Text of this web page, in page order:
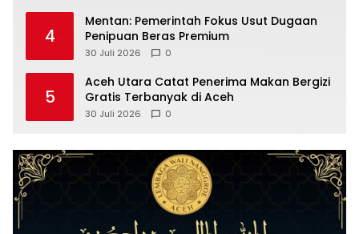
4
Mentan: Pemerintah Fokus Usut Dugaan
Penipuan Beras Premium
30 Juli 2026 0
5
Aceh Utara Catat Penerima Makan Bergizi
Gratis Terbanyak di Aceh
30 Juli 2026 0